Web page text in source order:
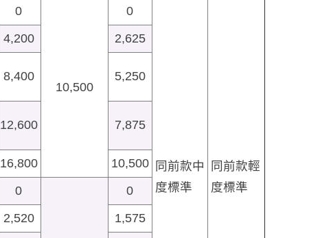
0
10,500
0
同前款中
度標準
同前款輕
度標準
4,200
2,625
8,400 5,250
12,600 7,875
16,800 10,500
0
0
2,520
1,575